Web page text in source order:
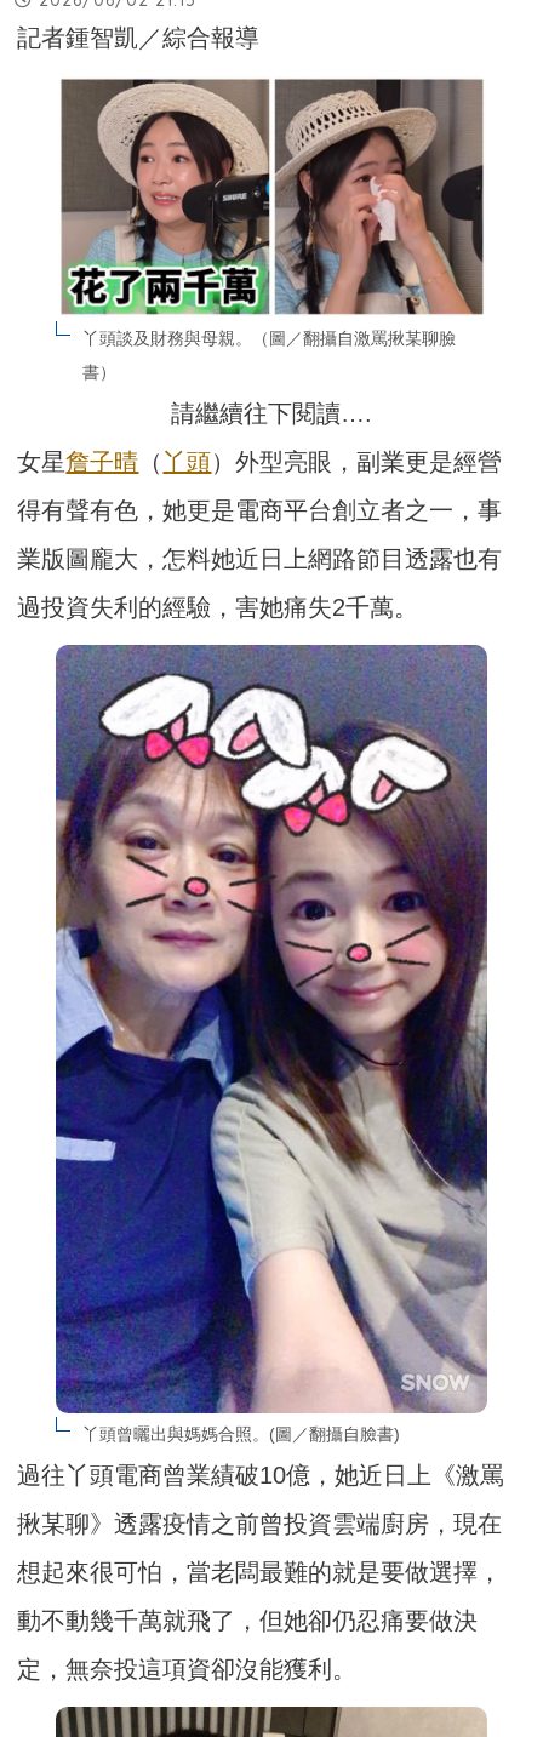
記者鍾智凱／綜合報導
丫頭談及財務與母親。（圖／翻攝自激罵揪某聊臉
書）
請繼續往下閱讀….
女星詹子晴 （ 丫頭）外型亮眼，副業更是經營
得有聲有色，她更是電商平台創立者之一，事
業版圖龐大，怎料她近日上網路節目透露也有
過投資失利的經驗，害她痛失2千萬。
丫頭曾曬出與媽媽合照。(圖／翻攝自臉書)
過往丫頭電商曾業績破10億，她近日上《激罵
揪某聊》透露疫情之前曾投資雲端廚房，現在
想起來很可怕，當老闆最難的就是要做選擇，
動不動幾千萬就飛了，但她卻仍忍痛要做決
定，無奈投這項資卻沒能獲利。